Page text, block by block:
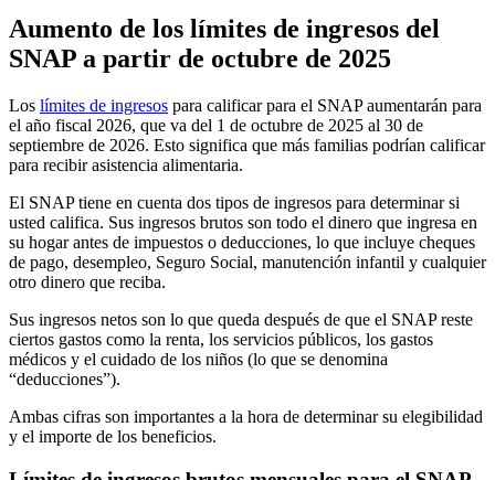
Aumento de los límites de ingresos del
SNAP a partir de octubre de 2025
Los límites de ingresos para calificar para el SNAP aumentarán para
el año fiscal 2026, que va del 1 de octubre de 2025 al 30 de
septiembre de 2026. Esto significa que más familias podrían calificar
para recibir asistencia alimentaria.
El SNAP tiene en cuenta dos tipos de ingresos para determinar si
usted califica. Sus ingresos brutos son todo el dinero que ingresa en
su hogar antes de impuestos o deducciones, lo que incluye cheques
de pago, desempleo, Seguro Social, manutención infantil y cualquier
otro dinero que reciba.
Sus ingresos netos son lo que queda después de que el SNAP reste
ciertos gastos como la renta, los servicios públicos, los gastos
médicos y el cuidado de los niños (lo que se denomina
“deducciones”).
Ambas cifras son importantes a la hora de determinar su elegibilidad
y el importe de los beneficios.